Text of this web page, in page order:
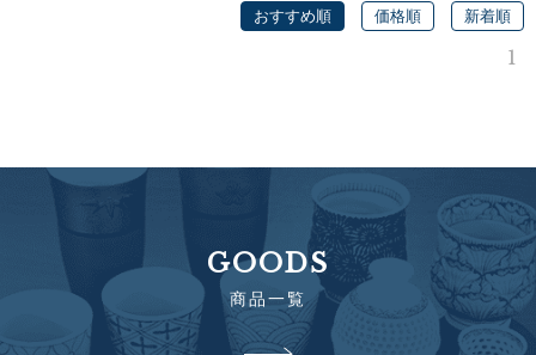
おすすめ順 価格順 新着順
1
GOODS
商品一覧